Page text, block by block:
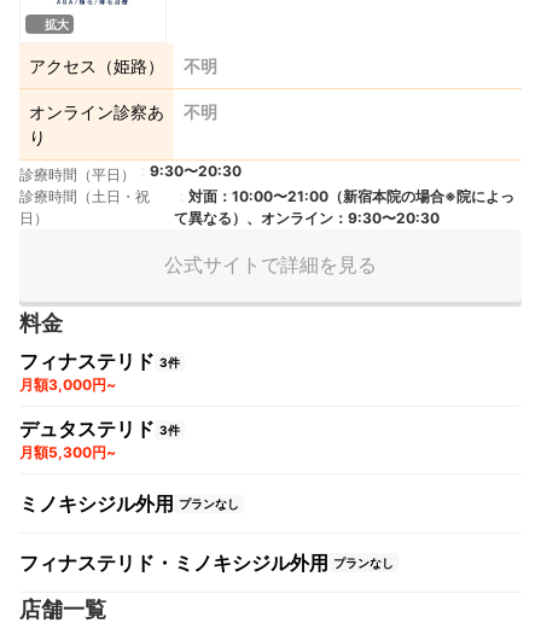
拡大
アクセス（姫路） 不明
オンライン診察あ
り
不明
診療時間（平日）
9:30〜20:30
診療時間（土日・祝
日）
対面：10:00〜21:00（新宿本院の場合※院によっ
て異なる）、オンライン：9:30〜20:30
公式サイトで詳細を見る
料金
フィナステリド 3件
月額3,000円~
デュタステリド 3件
月額5,300円~
ミノキシジル外用 プランなし
フィナステリド・ミノキシジル外用 プランなし
店舗一覧